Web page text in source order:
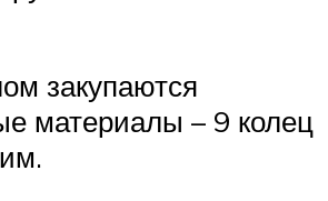
закупаются
материалы – 9 колец